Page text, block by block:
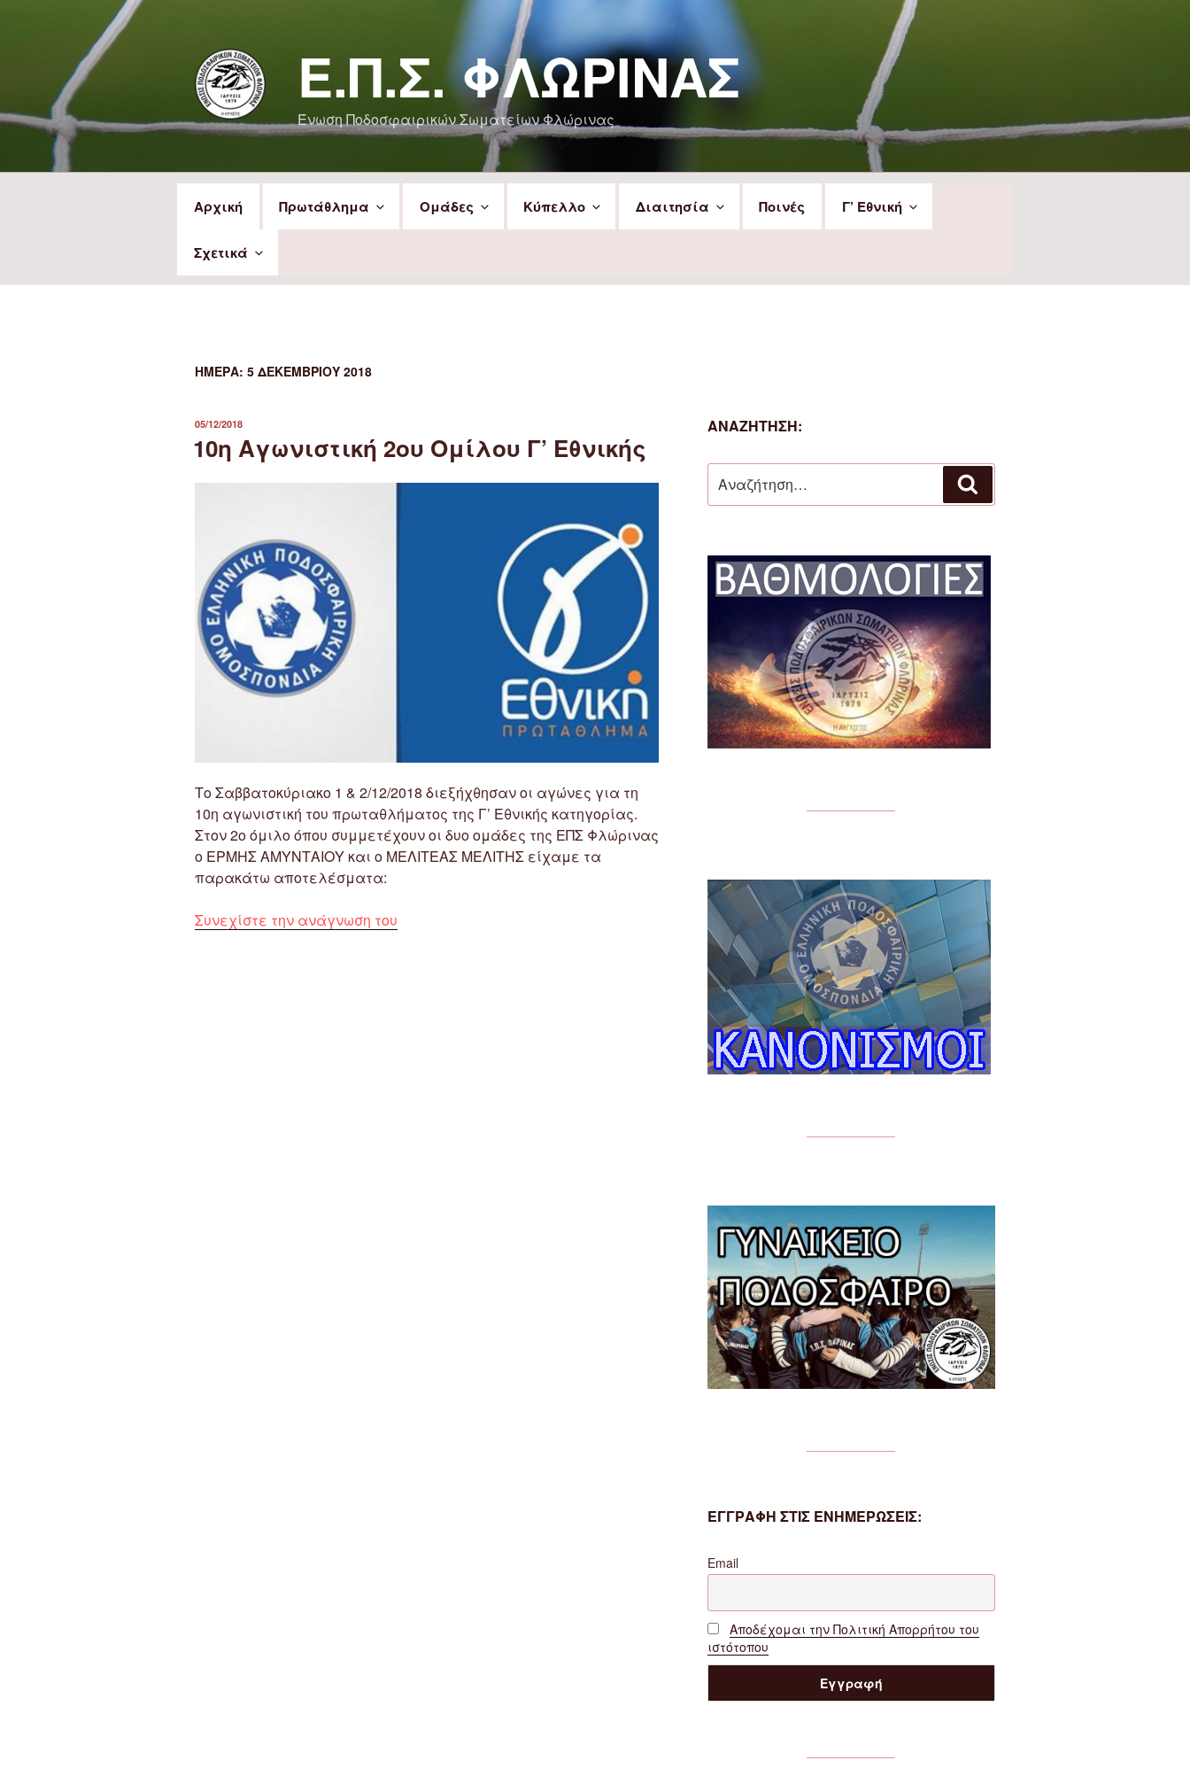
περιεχόμενο
Ε.Π.Σ. ΦΛΏΡΙΝΑΣ
Ένωση Ποδοσφαιρικών Σωματείων Φλώρινας
Αρχική Πρωτάθλημα Ομάδες Κύπελλο Διαιτησία Ποινές Γ’ Εθνική
Σχετικά
ΗΜΈΡΑ: 5 ΔΕΚΕΜΒΡΊΟΥ 2018
ΔΗΜΟΣΙΕΎΤΗΚΕ
05/12/2018
10η Αγωνιστική 2ου Ομίλου Γ’ Εθνικής
Το Σαββατοκύριακο 1 & 2/12/2018 διεξήχθησαν οι αγώνες για τη
10η αγωνιστική του πρωταθλήματος της Γ’ Εθνικής κατηγορίας.
Στον 2ο όμιλο όπου συμμετέχουν οι δυο ομάδες της ΕΠΣ Φλώρινας
ο ΕΡΜΗΣ ΑΜΥΝΤΑΙΟΥ και ο ΜΕΛΙΤΕΑΣ ΜΕΛΙΤΗΣ είχαμε τα
παρακάτω αποτελέσματα:
Συνεχίστε την ανάγνωση του
ΑΝΑΖΉΤΗΣΗ:
για:
ΕΓΓΡΑΦΗ ΣΤΙΣ ΕΝΗΜΕΡΩΣΕΙΣ:
Email
Αποδέχομαι την Πολιτική Απορρήτου του
ιστότοπου